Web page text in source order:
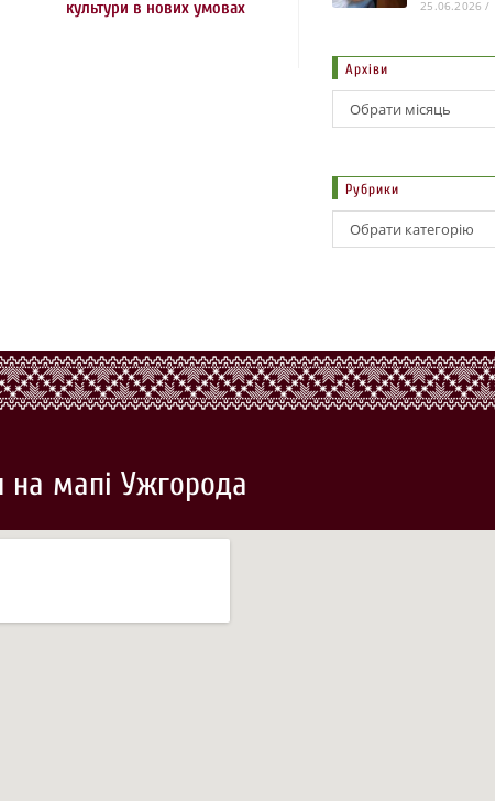
культури в нових умовах
25.06.2026 /
Архіви
Обрати місяць
Рубрики
Обрати категорію
мапі Ужгорода